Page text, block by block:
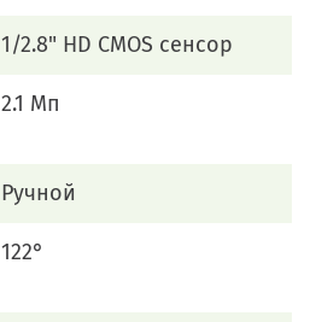
1/2.8" HD CMOS сенсор
2.1 Мп
Ручной
122°